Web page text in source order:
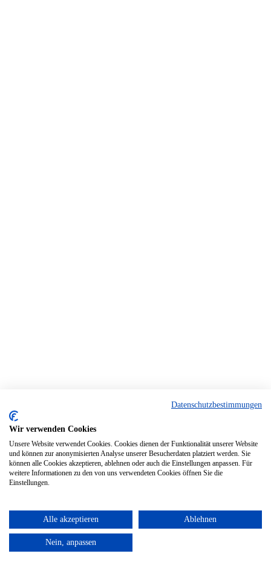
Datenschutzbestimmungen
Wir verwenden Cookies
Unsere Website verwendet Cookies. Cookies dienen der Funktionalität unserer Website
und können zur anonymisierten Analyse unserer Besucherdaten platziert werden. Sie
können alle Cookies akzeptieren, ablehnen oder auch die Einstellungen anpassen. Für
weitere Informationen zu den von uns verwendeten Cookies öffnen Sie die
Einstellungen.
Alle akzeptieren Ablehnen
Nein, anpassen